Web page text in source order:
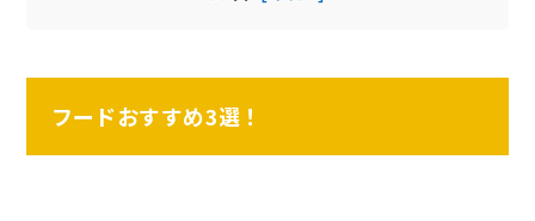
フードおすすめ3選！